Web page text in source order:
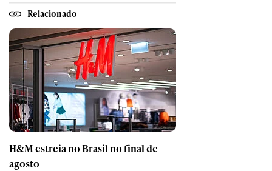
Relacionado
H&M estreia no Brasil no final de
agosto